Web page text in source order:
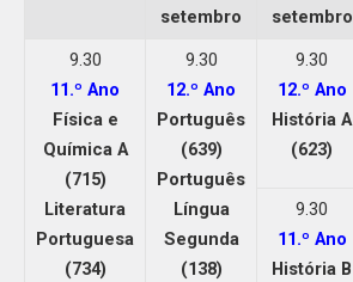
setembro
setembro
9.30
11.º Ano
Física e
Química A
(715)
Literatura
Portuguesa
(734)
9.30
12.º Ano
Português
(639)
Português
Língua
Segunda
(138)
9.30
12.º Ano
História A
(623)
9.30
11.º Ano
História B